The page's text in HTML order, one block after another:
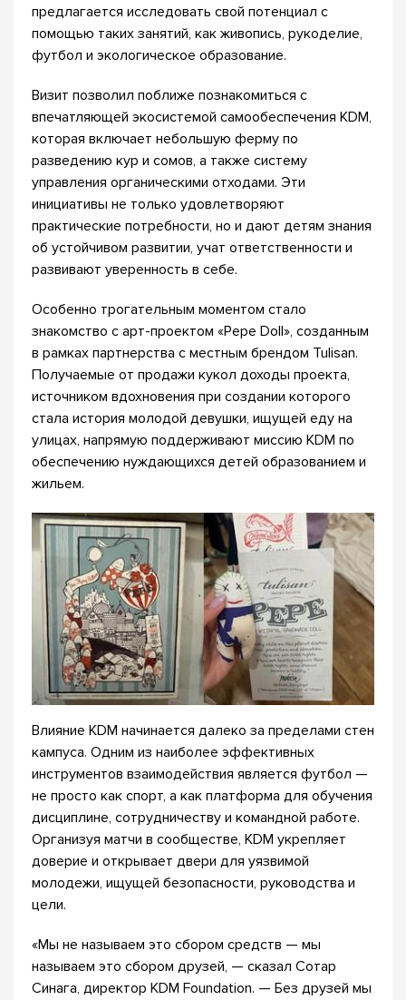
предлагается исследовать свой потенциал с
помощью таких занятий, как живопись, рукоделие,
футбол и экологическое образование.
Визит позволил поближе познакомиться с
впечатляющей экосистемой самообеспечения KDM,
которая включает небольшую ферму по
разведению кур и сомов, а также систему
управления органическими отходами. Эти
инициативы не только удовлетворяют
практические потребности, но и дают детям знания
об устойчивом развитии, учат ответственности и
развивают уверенность в себе.
Особенно трогательным моментом стало
знакомство с арт-проектом «Pepe Doll», созданным
в рамках партнерства с местным брендом Tulisan.
Получаемые от продажи кукол доходы проекта,
источником вдохновения при создании которого
стала история молодой девушки, ищущей еду на
улицах, напрямую поддерживают миссию KDM по
обеспечению нуждающихся детей образованием и
жильем.
Влияние KDM начинается далеко за пределами стен
кампуса. Одним из наиболее эффективных
инструментов взаимодействия является футбол —
не просто как спорт, а как платформа для обучения
дисциплине, сотрудничеству и командной работе.
Организуя матчи в сообществе, KDM укрепляет
доверие и открывает двери для уязвимой
молодежи, ищущей безопасности, руководства и
цели.
«Мы не называем это сбором средств — мы
называем это сбором друзей, — сказал Сотар
Синага, директор KDM Foundation. — Без друзей мы